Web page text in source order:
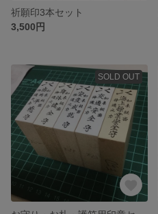
祈願印3本セット
3,500円
SOLD OUT